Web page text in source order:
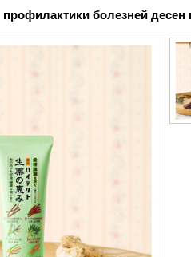
болезней десен